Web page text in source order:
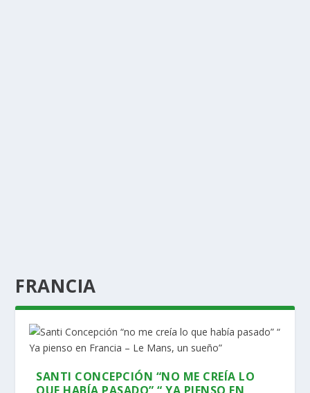
FRANCIA
SANTI CONCEPCIÓN “NO ME CREÍA LO